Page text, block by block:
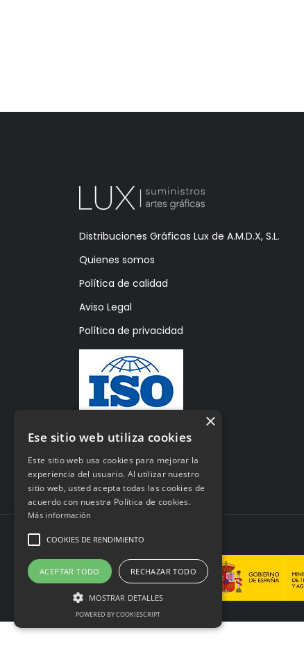
Distribuciones Gráficas Lux de A.M.D.X, S.L.
Quienes somos
Política de calidad
Aviso Legal
Política de privacidad
© 2026 dglux.es
×
Ese sitio web utiliza cookies
Este sitio web usa cookies para mejorar la
experiencia del usuario. Al utilizar nuestro
sitio web, usted acepta todas las cookies de
acuerdo con nuestra Política de cookies.
Más información
COOKIES DE RENDIMIENTO
ACEPTAR TODO RECHAZAR TODO
MOSTRAR DETALLES
POWERED BY COOKIESCRIPT